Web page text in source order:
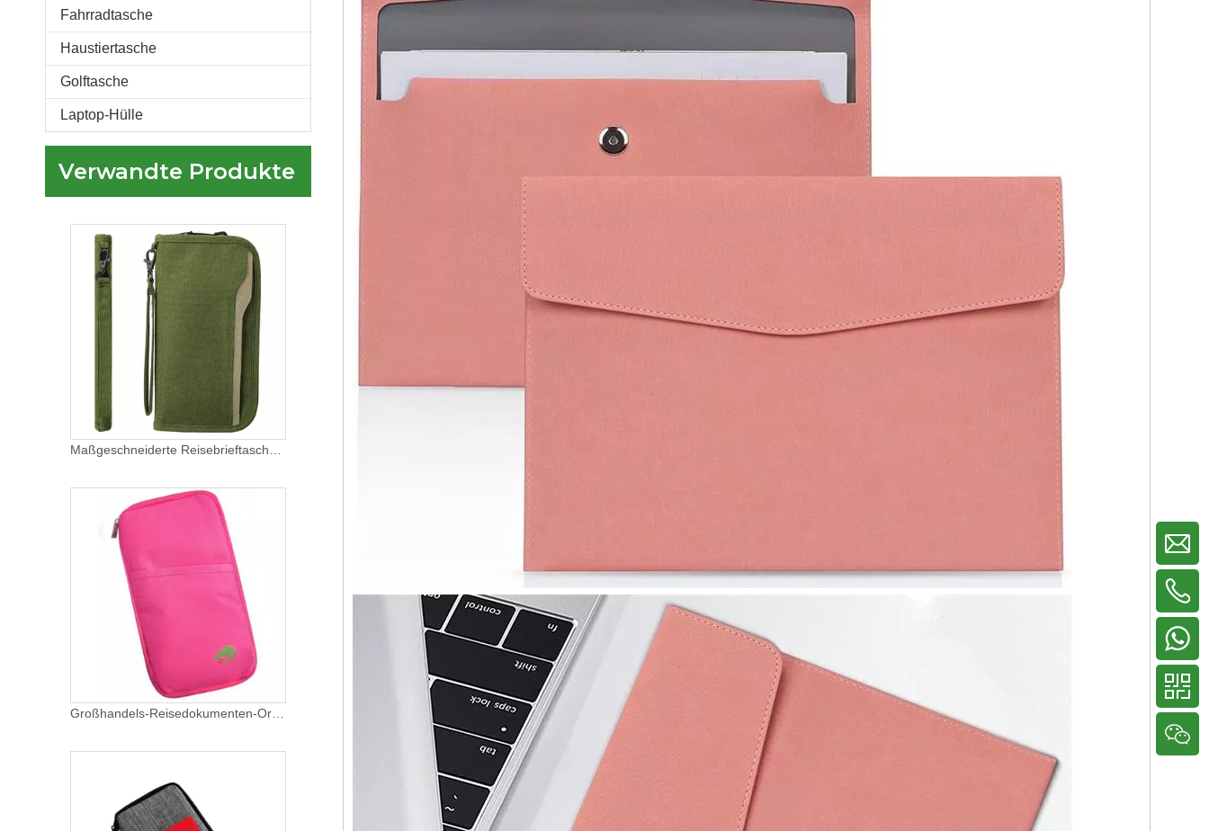
Fahrradtasche
Haustiertasche
Golftasche
Laptop-Hülle
Verwandte Produkte
Maßgeschneiderte Reisebrieftasche Reisepasshülle Dokumententasche mit Kartenhalter und Schlüsselhalter mit tragbarem Griff
Großhandels-Reisedokumenten-Organizer Familienpasshalter Premium-Brieftasche für Frauen und Männer